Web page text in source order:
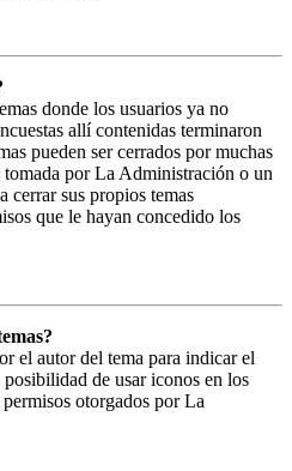
donde los usuarios ya no
allí contenidas terminaron
pueden ser cerrados por muchas
tomada por La Administración o un
cerrar sus propios temas
que le hayan concedido los
el autor del tema para indicar el
de usar iconos en los
otorgados por La